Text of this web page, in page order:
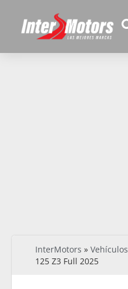
InterMotors » Vehículos
125 Z3 Full 2025